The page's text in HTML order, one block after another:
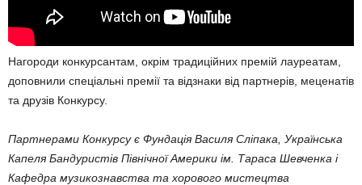
Нагороди конкурсантам, окрім традиційних премій лауреатам,
доповнили спеціальні премії та відзнаки від партнерів, меценатів
та друзів Конкурсу.
Партнерами Конкурсу є Фундація Василя Сліпака, Українська
Капеля Бандуристів Північної Америки ім. Тараса Шевченка і
Кафедра музикознавства та хорового мистецтва